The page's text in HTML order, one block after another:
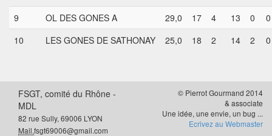
9
OL DES GONES A 29,0 17 4 13 0
0
10
LES GONES DE SATHONAY 25,0 18 2 14 2 0
FSGT, comité du Rhône -
MDL
82 rue Sully, 69006 LYON
Mail.fsgt69006@gmail.com
© Pierrot Gourmand 2014
& associate
Une idée, une envie, un bug ...
Ecrivez au Webmaster